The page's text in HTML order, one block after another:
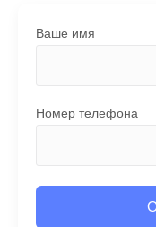
Ваше имя
Номер телефона